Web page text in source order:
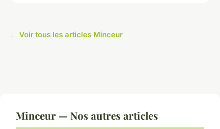
← Voir tous les articles Minceur
Minceur — Nos autres articles